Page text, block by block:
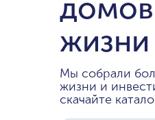
домов
жизни
Мы собрали
жизни и
скачайте